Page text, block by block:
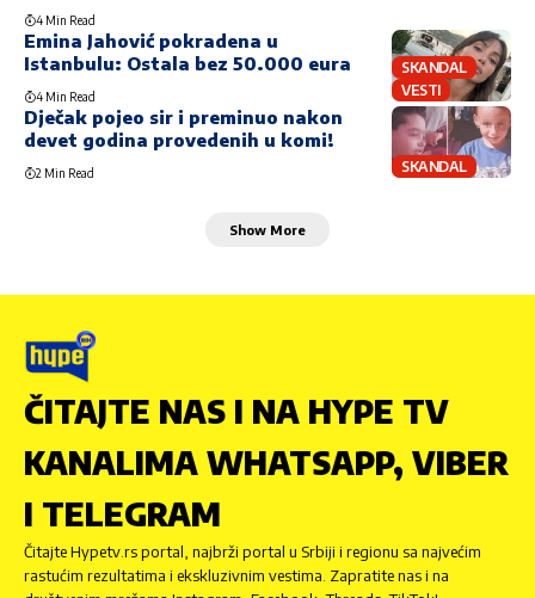
4 Min Read
SKANDAL
VESTI
Emina Jahović pokradena u
Istanbulu: Ostala bez 50.000 eura
4 Min Read
SKANDAL
Dječak pojeo sir i preminuo nakon
devet godina provedenih u komi!
2 Min Read
Show More
ČITAJTE NAS I NA HYPE TV
KANALIMA WHATSAPP, VIBER
I TELEGRAM
Čitajte Hypetv.rs portal, najbrži portal u Srbiji i regionu sa najvećim
rastućim rezultatima i ekskluzivnim vestima. Zapratite nas i na